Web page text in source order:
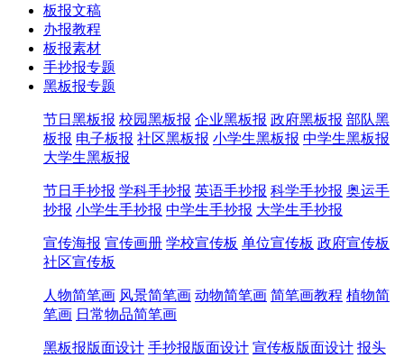
板报文稿
办报教程
板报素材
手抄报专题
黑板报专题
节日黑板报 校园黑板报 企业黑板报 政府黑板报 部队黑
板报 电子板报 社区黑板报 小学生黑板报 中学生黑板报
大学生黑板报
节日手抄报 学科手抄报 英语手抄报 科学手抄报 奥运手
抄报 小学生手抄报 中学生手抄报 大学生手抄报
宣传海报 宣传画册 学校宣传板 单位宣传板 政府宣传板
社区宣传板
人物简笔画 风景简笔画 动物简笔画 简笔画教程 植物简
笔画 日常物品简笔画
黑板报版面设计 手抄报版面设计 宣传板版面设计 报头